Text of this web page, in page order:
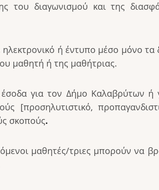
του διαγωνισμού και της
ή έντυπο μέσο μόνο τα
μαθητή ή της μαθήτριας.
για τον Δήμο Καλαβρύτων ή
[προσηλυτιστικό,
σκοπούς.
μαθητές/τριες μπορούν να